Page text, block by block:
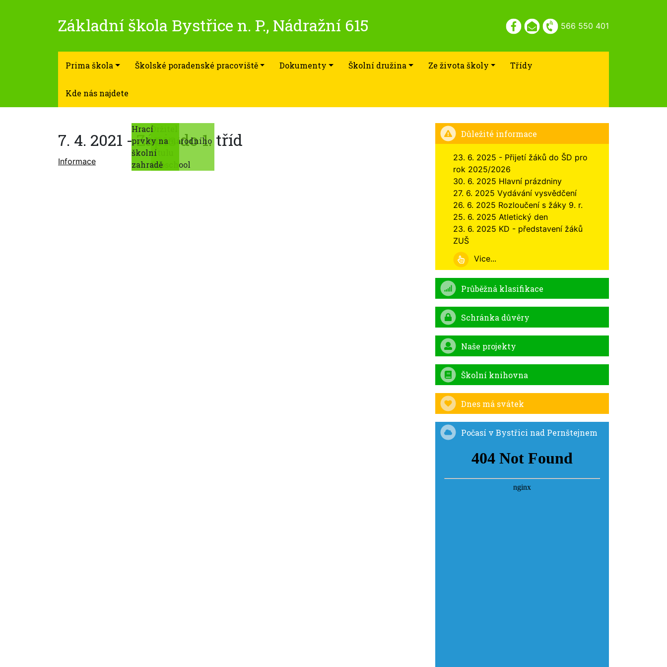
566 550 401
Základní škola Bystřice n. P., Nádražní 615
Prima škola Školské poradenské pracoviště Dokumenty Školní družina Ze života školy Třídy
Kde nás najdete
Držitel
mezinárodního
titulu
Ecoschool
Hrací
prvky na
školní
zahradě
Hrací
prvky na
školní
zahradě
7. 4. 2021 - Zápis do 1. tříd
Informace
Důležité informace
23. 6. 2025 - Přijetí žáků do ŠD pro
rok 2025/2026
30. 6. 2025 Hlavní prázdniny
27. 6. 2025 Vydávání vysvědčení
26. 6. 2025 Rozloučení s žáky 9. r.
25. 6. 2025 Atletický den
23. 6. 2025 KD - představení žáků
ZUŠ
Vice...
Průběžná klasifikace
Schránka důvěry
Naše projekty
Školní knihovna
Dnes má svátek
Počasí v Bystřici nad Pernštejnem